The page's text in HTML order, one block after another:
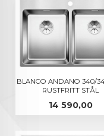
BLANCO ANDANO 340/
RUSTFRITT STÅL
Pris
14 590,00